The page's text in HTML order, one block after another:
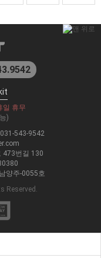
일 휴무
)
031-543-9542
473번길 130
양주-0055호
Reserved.